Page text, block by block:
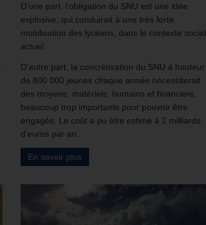
D’une part, l’obligation du SNU est une idée
explosive, qui conduirait à une très forte
mobilisation des lycéens, dans le contexte social
actuel.
D’autre part, la concrétisation du SNU à hauteur
de 800 000 jeunes chaque année nécessiterait
des moyens, matériels, humains et financiers,
beaucoup trop importants pour pouvoir être
engagés. Le coût a pu être estimé à 2 milliards
d’euros par an.
En savoir plus